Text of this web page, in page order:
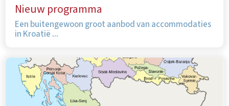
Nieuw programma
Een buitengewoon groot aanbod van accommodaties
in Kroatië ...